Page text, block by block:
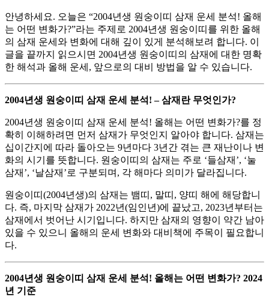
안녕하세요. 오늘은 “2004년생 원숭이띠 삼재 운세 분석! 올해
는 어떤 변화가?”라는 주제로 2004년생 원숭이띠를 위한 올해
의 삼재 운세와 변화에 대해 깊이 있게 분석해보려 합니다. 이
글을 끝까지 읽으시면 2004년생 원숭이띠의 삼재에 대한 명확
한 해석과 올해 운세, 앞으로의 대비 방법을 알 수 있습니다.
2004년생 원숭이띠 삼재 운세 분석! – 삼재란 무엇인가?
2004년생 원숭이띠 삼재 운세 분석! 올해는 어떤 변화가?를 정
확히 이해하려면 먼저 삼재가 무엇인지 알아야 합니다. 삼재는
십이간지에 따라 돌아오는 9년마다 3년간 겪는 큰 재난이나 변
화의 시기를 뜻합니다. 원숭이띠의 삼재는 주로 ‘들삼재’, ‘눌
삼재’, ‘날삼재’로 구분되며, 각 해마다 의미가 달라집니다.
원숭이띠(2004년생)의 삼재는 뱀띠, 말띠, 양띠 해에 해당합니
다. 즉, 마지막 삼재가 2022년(임인년)에 끝났고, 2023년부터는
삼재에서 벗어난 시기입니다. 하지만 삼재의 영향이 약간 남아
있을 수 있으니 올해의 운세 변화와 대비책에 주목이 필요합니
다.
2004년생 원숭이띠 삼재 운세 분석! 올해는 어떤 변화가? 2024
년 기준